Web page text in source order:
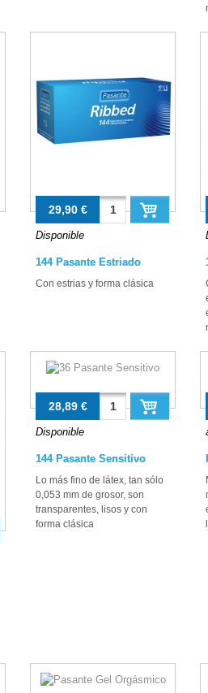
29,90 €
Disponible
144 Pasante Estriado
Con estrias y forma clásica
28,89 €
Disponible
144 Pasante Sensitivo
Lo más fino de látex, tan sólo
0,053 mm de grosor, son
transparentes, lisos y con
forma clásica